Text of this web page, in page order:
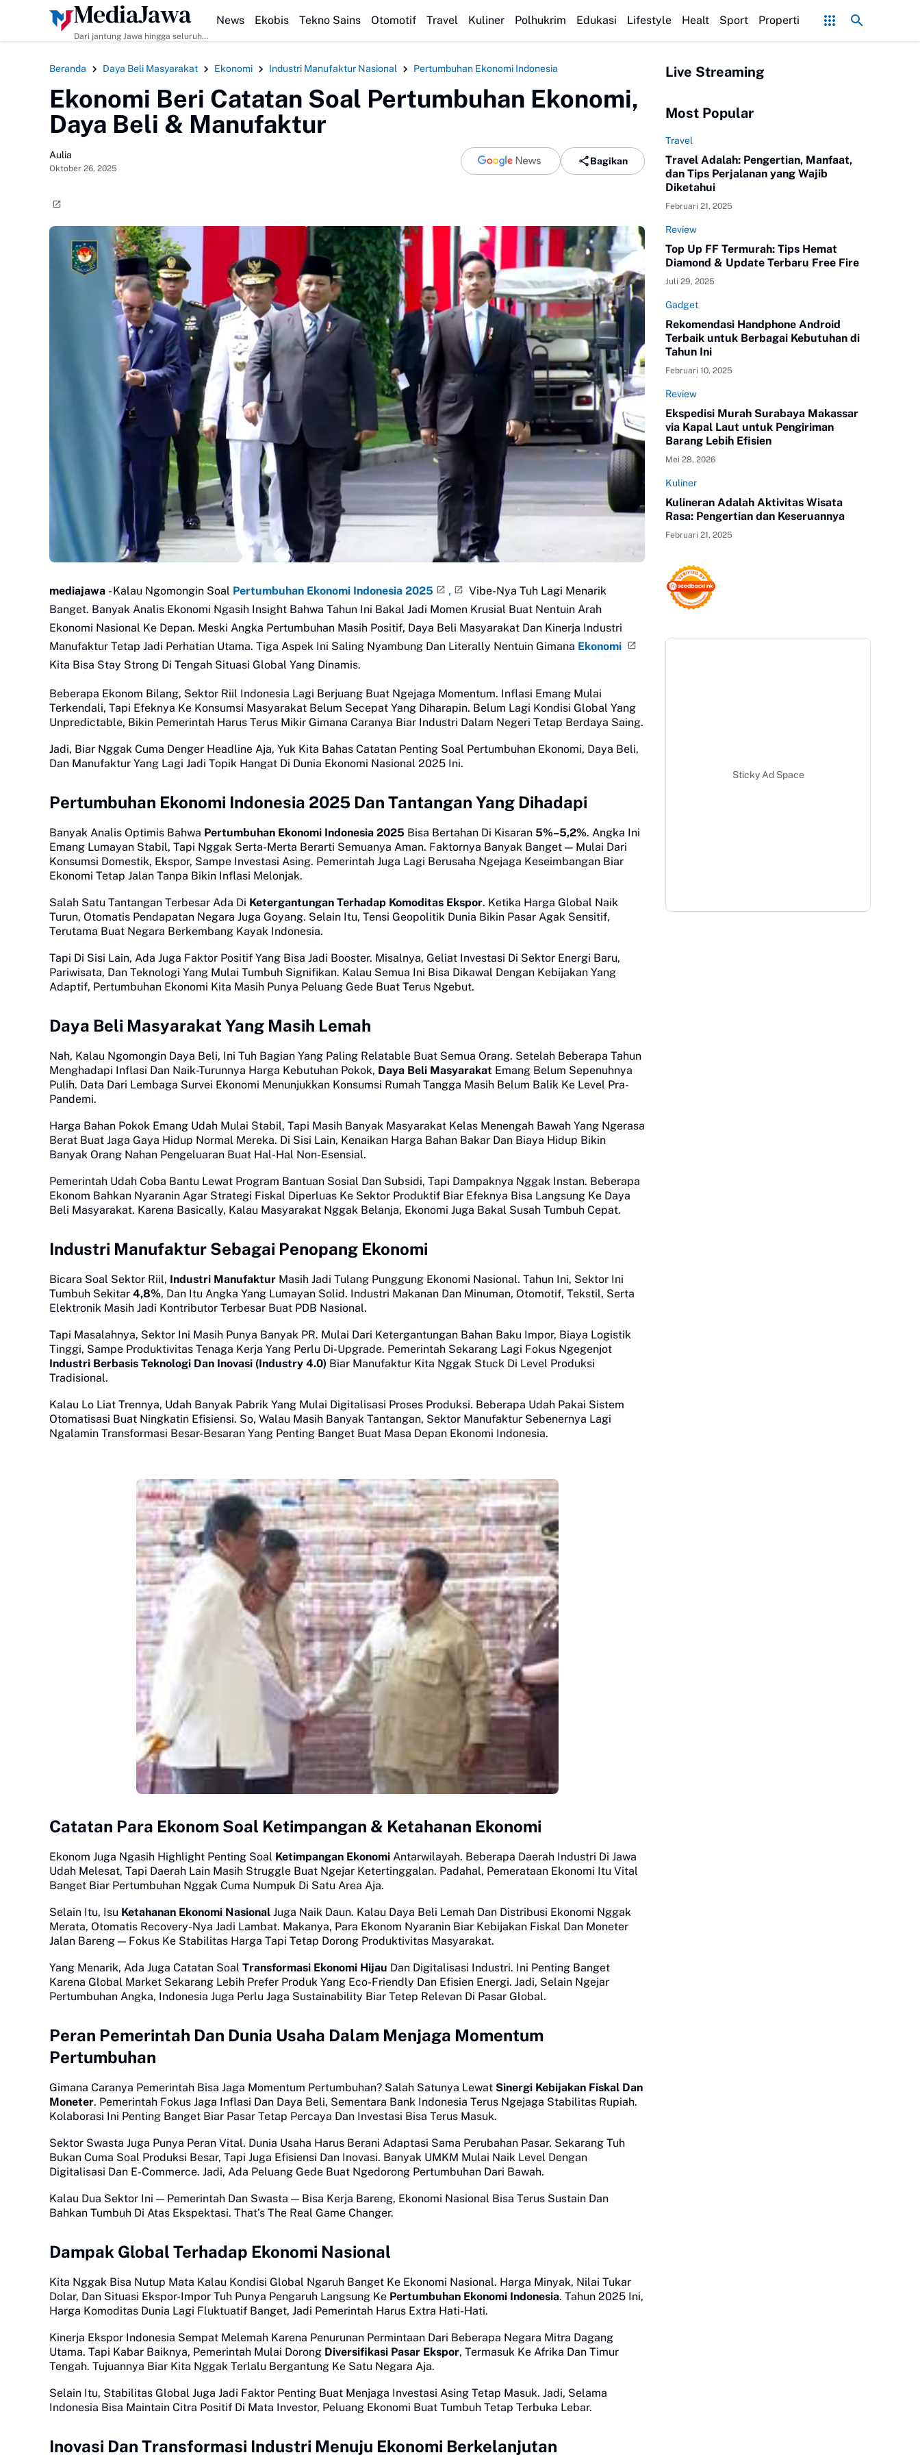
HEADLINE Resep Seblak Cobek Pedas Nampol: Cara Membuat dan Tips Agar Bumbunya Meresap Sempurna! Ekonomi Bisnis Belajar Apa? Ini Materi, Jurusan,
MediaJawa
Dari jantung Jawa hingga seluruh
unik, dan analisis tajam. Cepat
akurat.
News Ekobis Tekno Sains Otomotif Travel Kuliner Polhukrim Edukasi Lifestyle Healt Sport Properti
Beranda Daya Beli Masyarakat Ekonomi Industri Manufaktur Nasional Pertumbuhan Ekonomi Indonesia
Ekonomi Beri Catatan Soal Pertumbuhan Ekonomi,
Daya Beli & Manufaktur
Aulia
Oktober 26, 2025
Bagikan
mediajawa - Kalau Ngomongin Soal Pertumbuhan Ekonomi Indonesia 2025 ,
Vibe-Nya Tuh Lagi Menarik
Banget. Banyak Analis Ekonomi Ngasih Insight Bahwa Tahun Ini Bakal Jadi Momen Krusial Buat Nentuin Arah
Ekonomi Nasional Ke Depan. Meski Angka Pertumbuhan Masih Positif, Daya Beli Masyarakat Dan Kinerja Industri
Manufaktur Tetap Jadi Perhatian Utama. Tiga Aspek Ini Saling Nyambung Dan Literally Nentuin Gimana Ekonomi
Kita Bisa Stay Strong Di Tengah Situasi Global Yang Dinamis.
Beberapa Ekonom Bilang, Sektor Riil Indonesia Lagi Berjuang Buat Ngejaga Momentum. Inflasi Emang Mulai
Terkendali, Tapi Efeknya Ke Konsumsi Masyarakat Belum Secepat Yang Diharapin. Belum Lagi Kondisi Global Yang
Unpredictable, Bikin Pemerintah Harus Terus Mikir Gimana Caranya Biar Industri Dalam Negeri Tetap Berdaya Saing.
Jadi, Biar Nggak Cuma Denger Headline Aja, Yuk Kita Bahas Catatan Penting Soal Pertumbuhan Ekonomi, Daya Beli,
Dan Manufaktur Yang Lagi Jadi Topik Hangat Di Dunia Ekonomi Nasional 2025 Ini.
Pertumbuhan Ekonomi Indonesia 2025 Dan Tantangan Yang Dihadapi
Banyak Analis Optimis Bahwa Pertumbuhan Ekonomi Indonesia 2025 Bisa Bertahan Di Kisaran 5%–5,2%. Angka Ini
Emang Lumayan Stabil, Tapi Nggak Serta-Merta Berarti Semuanya Aman. Faktornya Banyak Banget — Mulai Dari
Konsumsi Domestik, Ekspor, Sampe Investasi Asing. Pemerintah Juga Lagi Berusaha Ngejaga Keseimbangan Biar
Ekonomi Tetap Jalan Tanpa Bikin Inflasi Melonjak.
Salah Satu Tantangan Terbesar Ada Di Ketergantungan Terhadap Komoditas Ekspor. Ketika Harga Global Naik
Turun, Otomatis Pendapatan Negara Juga Goyang. Selain Itu, Tensi Geopolitik Dunia Bikin Pasar Agak Sensitif,
Terutama Buat Negara Berkembang Kayak Indonesia.
Tapi Di Sisi Lain, Ada Juga Faktor Positif Yang Bisa Jadi Booster. Misalnya, Geliat Investasi Di Sektor Energi Baru,
Pariwisata, Dan Teknologi Yang Mulai Tumbuh Signifikan. Kalau Semua Ini Bisa Dikawal Dengan Kebijakan Yang
Adaptif, Pertumbuhan Ekonomi Kita Masih Punya Peluang Gede Buat Terus Ngebut.
Daya Beli Masyarakat Yang Masih Lemah
Nah, Kalau Ngomongin Daya Beli, Ini Tuh Bagian Yang Paling Relatable Buat Semua Orang. Setelah Beberapa Tahun
Menghadapi Inflasi Dan Naik-Turunnya Harga Kebutuhan Pokok, Daya Beli Masyarakat Emang Belum Sepenuhnya
Pulih. Data Dari Lembaga Survei Ekonomi Menunjukkan Konsumsi Rumah Tangga Masih Belum Balik Ke Level Pra-
Pandemi.
Harga Bahan Pokok Emang Udah Mulai Stabil, Tapi Masih Banyak Masyarakat Kelas Menengah Bawah Yang Ngerasa
Berat Buat Jaga Gaya Hidup Normal Mereka. Di Sisi Lain, Kenaikan Harga Bahan Bakar Dan Biaya Hidup Bikin
Banyak Orang Nahan Pengeluaran Buat Hal-Hal Non-Esensial.
Pemerintah Udah Coba Bantu Lewat Program Bantuan Sosial Dan Subsidi, Tapi Dampaknya Nggak Instan. Beberapa
Ekonom Bahkan Nyaranin Agar Strategi Fiskal Diperluas Ke Sektor Produktif Biar Efeknya Bisa Langsung Ke Daya
Beli Masyarakat. Karena Basically, Kalau Masyarakat Nggak Belanja, Ekonomi Juga Bakal Susah Tumbuh Cepat.
Industri Manufaktur Sebagai Penopang Ekonomi
Bicara Soal Sektor Riil, Industri Manufaktur Masih Jadi Tulang Punggung Ekonomi Nasional. Tahun Ini, Sektor Ini
Tumbuh Sekitar 4,8%, Dan Itu Angka Yang Lumayan Solid. Industri Makanan Dan Minuman, Otomotif, Tekstil, Serta
Elektronik Masih Jadi Kontributor Terbesar Buat PDB Nasional.
Tapi Masalahnya, Sektor Ini Masih Punya Banyak PR. Mulai Dari Ketergantungan Bahan Baku Impor, Biaya Logistik
Tinggi, Sampe Produktivitas Tenaga Kerja Yang Perlu Di-Upgrade. Pemerintah Sekarang Lagi Fokus Ngegenjot
Industri Berbasis Teknologi Dan Inovasi (Industry 4.0) Biar Manufaktur Kita Nggak Stuck Di Level Produksi
Tradisional.
Kalau Lo Liat Trennya, Udah Banyak Pabrik Yang Mulai Digitalisasi Proses Produksi. Beberapa Udah Pakai Sistem
Otomatisasi Buat Ningkatin Efisiensi. So, Walau Masih Banyak Tantangan, Sektor Manufaktur Sebenernya Lagi
Ngalamin Transformasi Besar-Besaran Yang Penting Banget Buat Masa Depan Ekonomi Indonesia.
Catatan Para Ekonom Soal Ketimpangan & Ketahanan Ekonomi
Ekonom Juga Ngasih Highlight Penting Soal Ketimpangan Ekonomi Antarwilayah. Beberapa Daerah Industri Di Jawa
Udah Melesat, Tapi Daerah Lain Masih Struggle Buat Ngejar Ketertinggalan. Padahal, Pemerataan Ekonomi Itu Vital
Banget Biar Pertumbuhan Nggak Cuma Numpuk Di Satu Area Aja.
Selain Itu, Isu Ketahanan Ekonomi Nasional Juga Naik Daun. Kalau Daya Beli Lemah Dan Distribusi Ekonomi Nggak
Merata, Otomatis Recovery-Nya Jadi Lambat. Makanya, Para Ekonom Nyaranin Biar Kebijakan Fiskal Dan Moneter
Jalan Bareng — Fokus Ke Stabilitas Harga Tapi Tetap Dorong Produktivitas Masyarakat.
Yang Menarik, Ada Juga Catatan Soal Transformasi Ekonomi Hijau Dan Digitalisasi Industri. Ini Penting Banget
Karena Global Market Sekarang Lebih Prefer Produk Yang Eco-Friendly Dan Efisien Energi. Jadi, Selain Ngejar
Pertumbuhan Angka, Indonesia Juga Perlu Jaga Sustainability Biar Tetep Relevan Di Pasar Global.
Peran Pemerintah Dan Dunia Usaha Dalam Menjaga Momentum
Pertumbuhan
Gimana Caranya Pemerintah Bisa Jaga Momentum Pertumbuhan? Salah Satunya Lewat Sinergi Kebijakan Fiskal Dan
Moneter. Pemerintah Fokus Jaga Inflasi Dan Daya Beli, Sementara Bank Indonesia Terus Ngejaga Stabilitas Rupiah.
Kolaborasi Ini Penting Banget Biar Pasar Tetap Percaya Dan Investasi Bisa Terus Masuk.
Sektor Swasta Juga Punya Peran Vital. Dunia Usaha Harus Berani Adaptasi Sama Perubahan Pasar. Sekarang Tuh
Bukan Cuma Soal Produksi Besar, Tapi Juga Efisiensi Dan Inovasi. Banyak UMKM Mulai Naik Level Dengan
Digitalisasi Dan E-Commerce. Jadi, Ada Peluang Gede Buat Ngedorong Pertumbuhan Dari Bawah.
Kalau Dua Sektor Ini — Pemerintah Dan Swasta — Bisa Kerja Bareng, Ekonomi Nasional Bisa Terus Sustain Dan
Bahkan Tumbuh Di Atas Ekspektasi. That’s The Real Game Changer.
Dampak Global Terhadap Ekonomi Nasional
Kita Nggak Bisa Nutup Mata Kalau Kondisi Global Ngaruh Banget Ke Ekonomi Nasional. Harga Minyak, Nilai Tukar
Dolar, Dan Situasi Ekspor-Impor Tuh Punya Pengaruh Langsung Ke Pertumbuhan Ekonomi Indonesia. Tahun 2025 Ini,
Harga Komoditas Dunia Lagi Fluktuatif Banget, Jadi Pemerintah Harus Extra Hati-Hati.
Kinerja Ekspor Indonesia Sempat Melemah Karena Penurunan Permintaan Dari Beberapa Negara Mitra Dagang
Utama. Tapi Kabar Baiknya, Pemerintah Mulai Dorong Diversifikasi Pasar Ekspor, Termasuk Ke Afrika Dan Timur
Tengah. Tujuannya Biar Kita Nggak Terlalu Bergantung Ke Satu Negara Aja.
Selain Itu, Stabilitas Global Juga Jadi Faktor Penting Buat Menjaga Investasi Asing Tetap Masuk. Jadi, Selama
Indonesia Bisa Maintain Citra Positif Di Mata Investor, Peluang Ekonomi Buat Tumbuh Tetap Terbuka Lebar.
Inovasi Dan Transformasi Industri Menuju Ekonomi Berkelanjutan
Live Streaming
Most Popular
Travel
Travel Adalah: Pengertian, Manfaat,
dan Tips Perjalanan yang Wajib
Diketahui
Februari 21, 2025
Review
Top Up FF Termurah: Tips Hemat
Diamond & Update Terbaru Free Fire
Juli 29, 2025
Gadget
Rekomendasi Handphone Android
Terbaik untuk Berbagai Kebutuhan di
Tahun Ini
Februari 10, 2025
Review
Ekspedisi Murah Surabaya Makassar
via Kapal Laut untuk Pengiriman
Barang Lebih Efisien
Mei 28, 2026
Kuliner
Kulineran Adalah Aktivitas Wisata
Rasa: Pengertian dan Keseruannya
Februari 21, 2025
Sticky Ad Space